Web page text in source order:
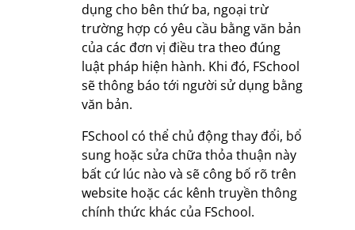
dụng cho bên thứ ba, ngoại trừ
trường hợp có yêu cầu bằng văn bản
của các đơn vị điều tra theo đúng
luật pháp hiện hành. Khi đó, FSchool
sẽ thông báo tới người sử dụng bằng
văn bản.
FSchool có thể chủ động thay đổi, bổ
sung hoặc sửa chữa thỏa thuận này
bất cứ lúc nào và sẽ công bố rõ trên
website hoặc các kênh truyền thông
chính thức khác của FSchool.